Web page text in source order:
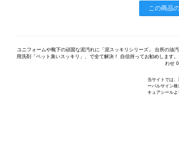
この商品
ユニフォームや靴下の頑固な泥汚れに「泥スッキリシリーズ」 台所の油
用洗剤「ペット臭いスッキリ」、で全て解決！ 自信持ってお勧めします
わせ
当サイトでは
ーバルサイン
キュアシール